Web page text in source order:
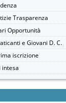
Trasparenza
Opportunità
e Giovani D. C.
iscrizione
intesa